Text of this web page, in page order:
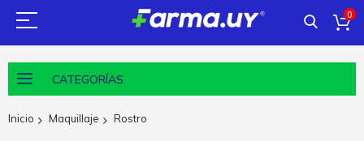
0
CATEGORÍAS
Inicio Maquillaje Rostro